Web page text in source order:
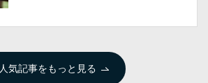
人気記事をもっと見る